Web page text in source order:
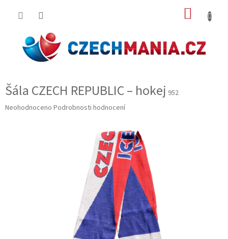
Šála CZECH REPUBLIC – hokej 952
Průměrné
Neohodnoceno Podrobnosti hodnocení